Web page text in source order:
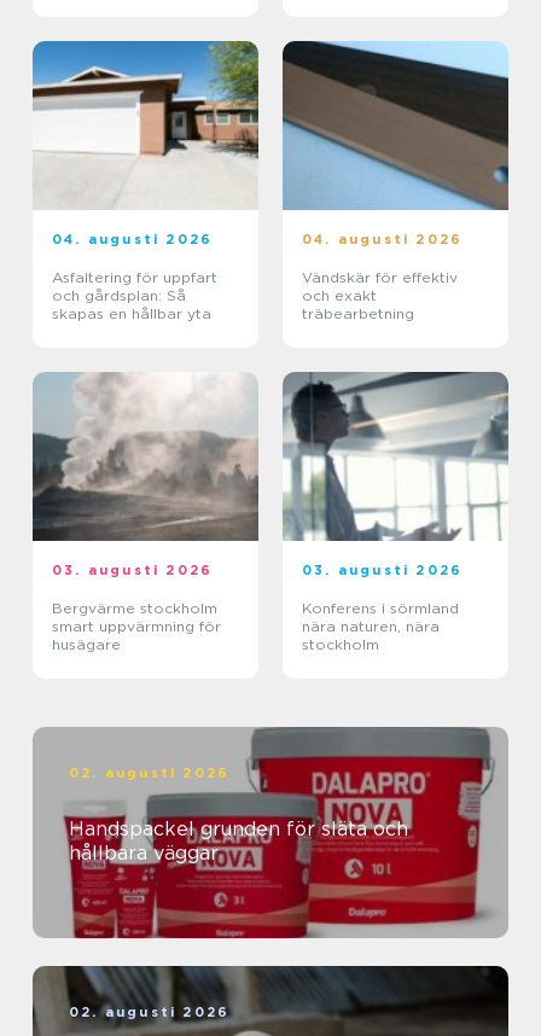
04. augusti 2026
Asfaltering för uppfart
och gårdsplan: Så
skapas en hållbar yta
04. augusti 2026
Vändskär för effektiv
och exakt
träbearbetning
03. augusti 2026
Bergvärme stockholm
smart uppvärmning för
husägare
03. augusti 2026
Konferens i sörmland
nära naturen, nära
stockholm
02. augusti 2026
Handspackel grunden för släta och
hållbara väggar
02. augusti 2026